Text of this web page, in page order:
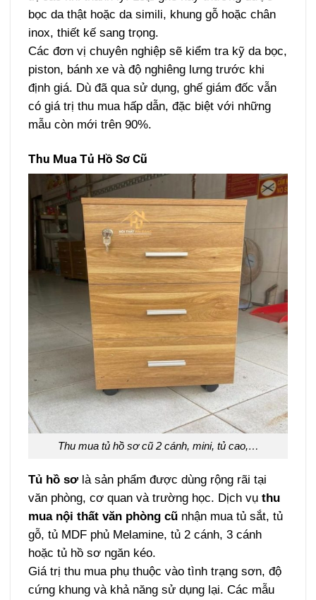
bọc da thật hoặc da simili, khung gỗ hoặc chân
inox, thiết kế sang trọng.
Các đơn vị chuyên nghiệp sẽ kiểm tra kỹ da bọc,
piston, bánh xe và độ nghiêng lưng trước khi
định giá. Dù đã qua sử dụng, ghế giám đốc vẫn
có giá trị thu mua hấp dẫn, đặc biệt với những
mẫu còn mới trên 90%.
Thu Mua Tủ Hồ Sơ Cũ
Thu mua tủ hồ sơ cũ 2 cánh, mini, tủ cao,…
Tủ hồ sơlà sản phẩm được dùng rộng rãi tại
văn phòng, cơ quan và trường học. Dịch vụthu
mua nội thất văn phòng cũ nhận mua tủ sắt, tủ
gỗ, tủ MDF phủ Melamine, tủ 2 cánh, 3 cánh
hoặc tủ hồ sơ ngăn kéo.
Giá trị thu mua phụ thuộc vào tình trạng sơn, độ
cứng khung và khả năng sử dụng lại. Các mẫu